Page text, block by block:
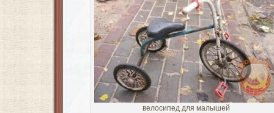
велосипед для малышей